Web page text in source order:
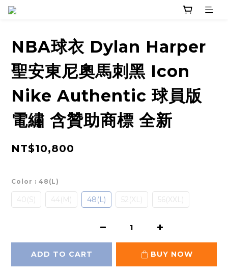
NBA球衣 Dylan Harper
聖安東尼奧馬刺黑 Icon
Nike Authentic 球員版
電繡 含贊助商標 全新
NT$10,800
Color : 48(L)
40(S) 44(M) 48(L) 52(XL) 56(XXL)
ADD TO CART BUY NOW